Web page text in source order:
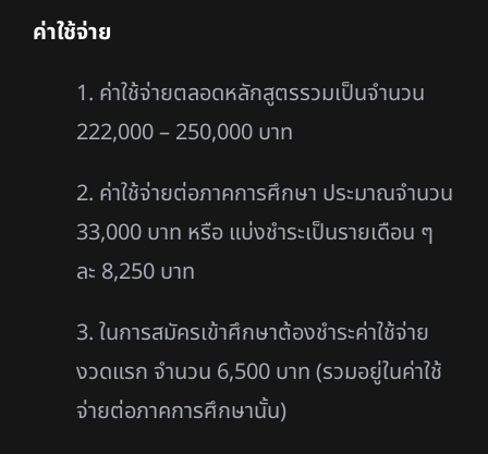
ค่าใช้จ่าย
1. ค่าใช้จ่ายตลอดหลักสูตรรวมเป็นจำนวน
222,000 – 250,000 บาท
2. ค่าใช้จ่ายต่อภาคการศึกษา ประมาณจำนวน
33,000 บาท หรือ แบ่งชำระเป็นรายเดือน ๆ
ละ 8,250 บาท
3. ในการสมัครเข้าศึกษาต้องชำระค่าใช้จ่าย
งวดแรก จำนวน 6,500 บาท (รวมอยู่ในค่าใช้
จ่ายต่อภาคการศึกษานั้น)